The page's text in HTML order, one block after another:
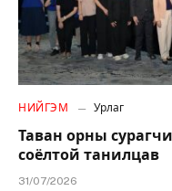
НИЙГЭМ Урлаг
Таван орны
соёлтой танилцав
31/07/2026